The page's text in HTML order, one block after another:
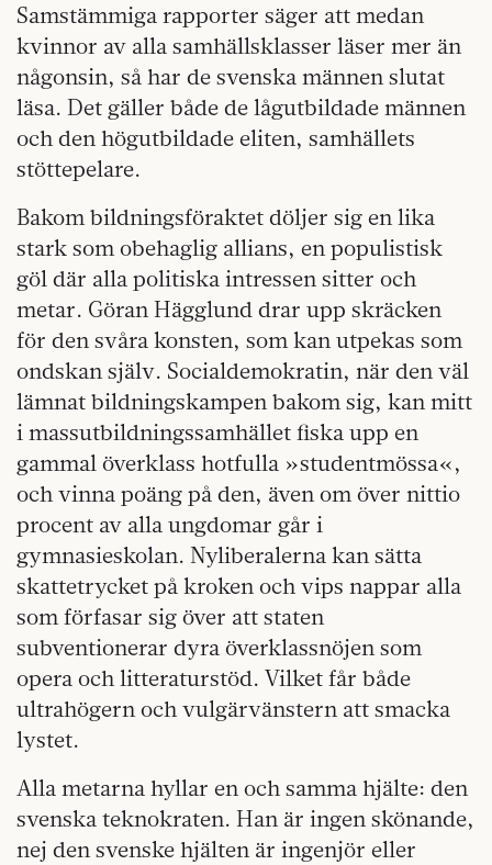
Samstämmiga rapporter säger att medan
kvinnor av alla samhällsklasser läser mer än
någonsin, så har de svenska männen slutat
läsa. Det gäller både de lågutbildade männen
och den högutbildade eliten, samhällets
stöttepelare.
Bakom bildningsföraktet döljer sig en lika
stark som obehaglig allians, en populistisk
göl där alla politiska intressen sitter och
metar. Göran Hägglund drar upp skräcken
för den svåra konsten, som kan utpekas som
ondskan själv. Socialdemokratin, när den väl
lämnat bildningskampen bakom sig, kan mitt
i massutbildningssamhället fiska upp en
gammal överklass hotfulla »studentmössa«,
och vinna poäng på den, även om över nittio
procent av alla ungdomar går i
gymnasieskolan. Nyliberalerna kan sätta
skattetrycket på kroken och vips nappar alla
som förfasar sig över att staten
subventionerar dyra överklassnöjen som
opera och litteraturstöd. Vilket får både
ultrahögern och vulgärvänstern att smacka
lystet.
Alla metarna hyllar en och samma hjälte: den
svenska teknokraten. Han är ingen skönande,
nej den svenske hjälten är ingenjör eller